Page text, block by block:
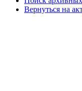
Вернуться на